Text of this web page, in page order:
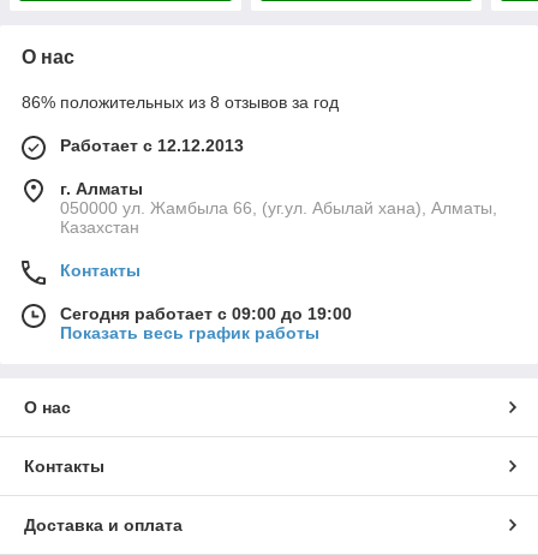
О нас
86% положительных из 8 отзывов за год
Работает с 12.12.2013
г. Алматы
050000 ул. Жамбыла 66, (уг.ул. Абылай хана), Алматы,
Казахстан
Контакты
Сегодня работает с 09:00 до 19:00
Показать весь график работы
О нас
Контакты
Доставка и оплата